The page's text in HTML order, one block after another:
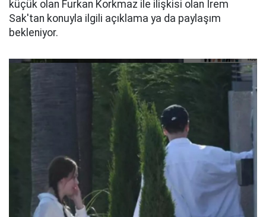
küçük olan Furkan Korkmaz ile ilişkisi olan İrem
Sak'tan konuyla ilgili açıklama ya da paylaşım
bekleniyor.